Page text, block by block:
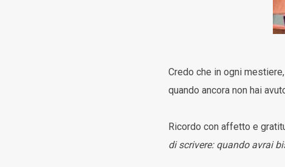
Credo che in ogni
quando ancora non hai
Ricordo con affetto e
di scrivere: quando avrai